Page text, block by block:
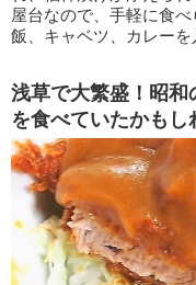
屋台なので、手軽に食
飯、キャベツ、カレーを
浅草で大繁盛！昭
を食べていたかもし